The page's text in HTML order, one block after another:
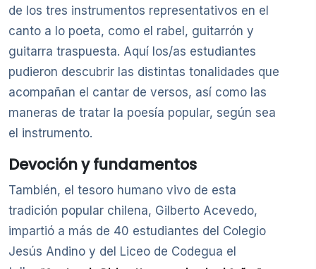
de los tres instrumentos representativos en el
canto a lo poeta, como el rabel, guitarrón y
guitarra traspuesta. Aquí los/as estudiantes
pudieron descubrir las distintas tonalidades que
acompañan el cantar de versos, así como las
maneras de tratar la poesía popular, según sea
el instrumento.
Devoción y fundamentos
También, el tesoro humano vivo de esta
tradición popular chilena, Gilberto Acevedo,
impartió a más de 40 estudiantes del Colegio
Jesús Andino y del Liceo de Codegua el